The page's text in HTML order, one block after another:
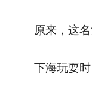
原来，这
下海玩耍